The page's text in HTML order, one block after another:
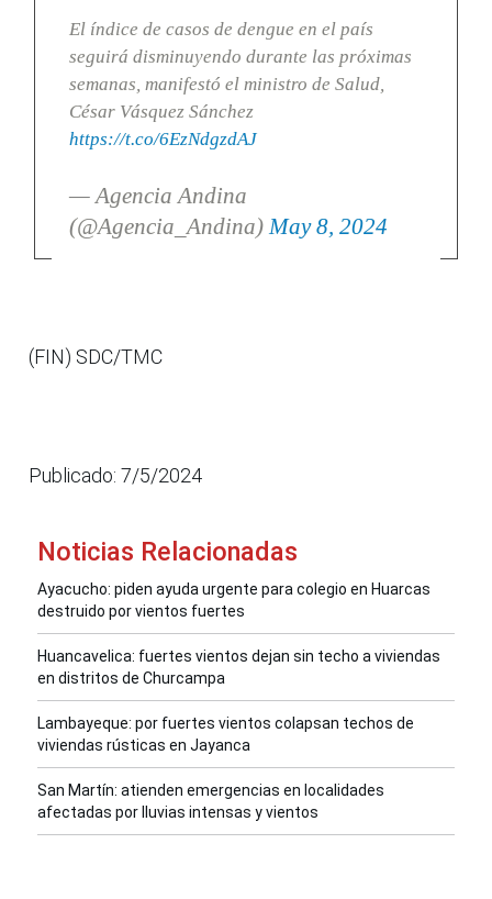
El índice de casos de dengue en el país
seguirá disminuyendo durante las próximas
semanas, manifestó el ministro de Salud,
César Vásquez Sánchez
https://t.co/6EzNdgzdAJ
— Agencia Andina
(@Agencia_Andina)May 8, 2024
(FIN) SDC/TMC
Publicado: 7/5/2024
Noticias Relacionadas
Ayacucho: piden ayuda urgente para colegio en Huarcas
destruido por vientos fuertes
Huancavelica: fuertes vientos dejan sin techo a viviendas
en distritos de Churcampa
Lambayeque: por fuertes vientos colapsan techos de
viviendas rústicas en Jayanca
San Martín: atienden emergencias en localidades
afectadas por lluvias intensas y vientos